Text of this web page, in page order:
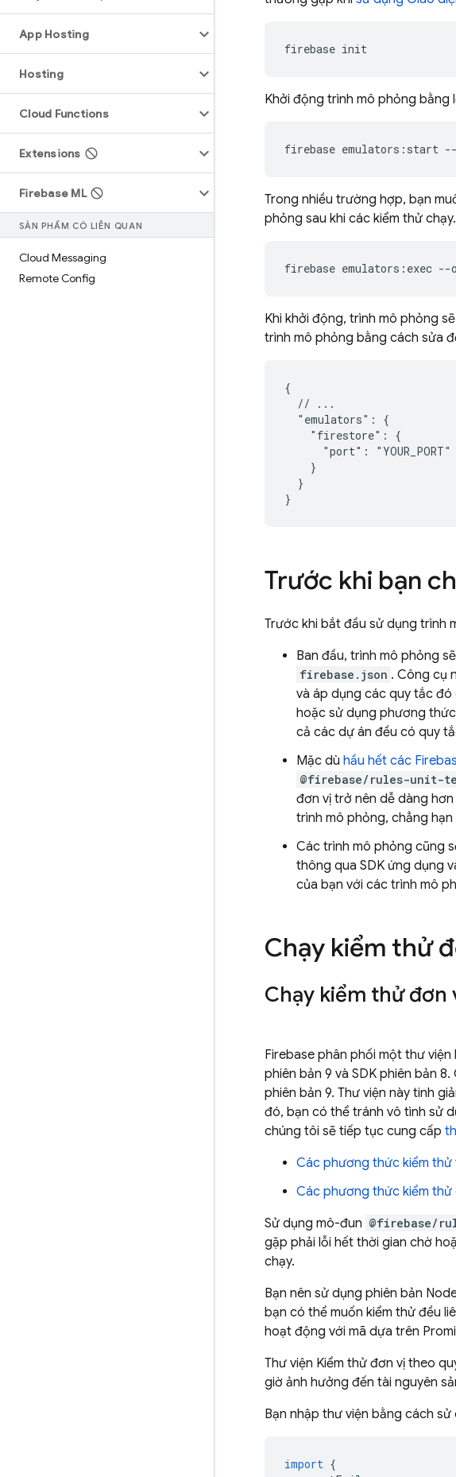
App Hosting
Hosting
Cloud Functions
Extensions
Firebase ML
SẢN PHẨM CÓ LIÊN QUAN
Cloud Messaging
Remote Config
Khởi động trình mô phỏng bằng
firebase emulators:start
Trong nhiều trường hợp, bạn
phỏng sau khi các kiểm thử
firebase emulators:exec
Khi khởi động, trình mô phỏng
trình mô phỏng bằng cách sửa
{
  // ...
  "emulators": {
    "firestore": {
      "port": "YOUR_PORT"
    }
  }
}
Trước khi bạn
Trước khi bắt đầu sử dụng trình
Ban đầu, trình mô phỏng
firebase.json . Công cụ
và áp dụng các quy tắc
hoặc sử dụng phương thức
cả các dự án đều có quy
Mặc dù hầu hết các
@firebase/rules-unit-
đơn vị trở nên dễ dàng
trình mô phỏng, chẳng
Các trình mô phỏng cũng
thông qua SDK ứng dụng
của bạn với các trình mô
Chạy kiểm thử
Chạy kiểm thử đơn
Firebase phân phối một thư
phiên bản 9 và SDK phiên bản
phiên bản 9. Thư viện này tinh
đó, bạn có thể tránh vô tình sử
chúng tôi sẽ tiếp tục cung cấp
Các phương thức kiểm thử
Các phương thức kiểm thử
Sử dụng mô-đun @firebase/
gặp phải lỗi hết thời gian chờ
chạy.
Bạn nên sử dụng phiên bản
bạn có thể muốn kiểm thử đều
hoạt động với mã dựa trên
Thư viện Kiểm thử đơn vị theo
giờ ảnh hưởng đến tài nguyên
Bạn nhập thư viện bằng cách
import {